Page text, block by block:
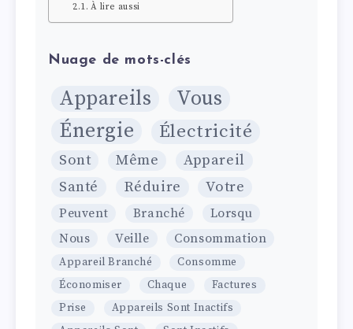
À lire aussi
Nuage de mots-clés
Appareils
Vous
Énergie
Électricité
Sont Même
Appareil
Santé
Réduire Votre
Peuvent Branché
Lorsqu
Nous
Veille Consommation
Appareil Branché
Consomme
Économiser
Chaque
Factures
Prise
Appareils Sont Inactifs